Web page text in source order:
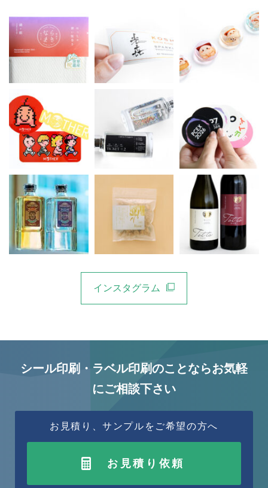
インスタグラム
シール印刷・ラベル印刷のことならお気軽
にご相談下さい
お見積り、サンプルをご希望の方へ
お見積り依頼